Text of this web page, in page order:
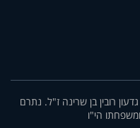
רובין בן שרינה ז"ל. נתרם
ומשפחתו הי"ו